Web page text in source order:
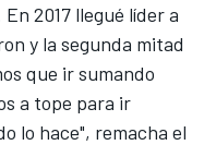
2017 llegué líder a
y la segunda mitad
que ir sumando
a tope para ir
lo hace", remacha el